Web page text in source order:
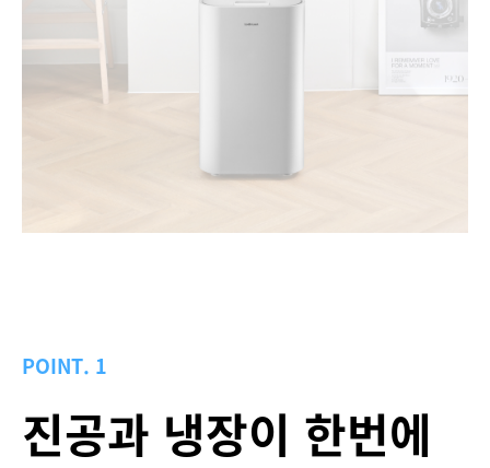
POINT. 1
진공과 냉장이 한번에